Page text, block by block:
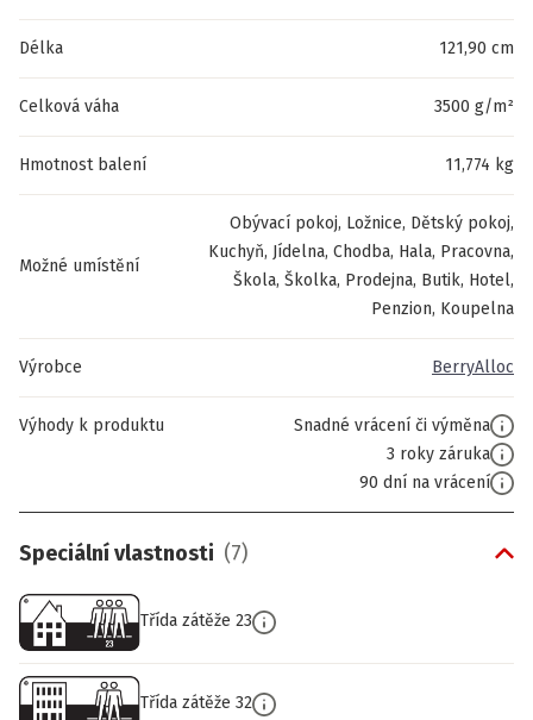
Délka 121,90 cm
Celková váha 3500 g/m²
Hmotnost balení 11,774 kg
Možné umístění
Obývací pokoj, Ložnice, Dětský pokoj,
Kuchyň, Jídelna, Chodba, Hala, Pracovna,
Škola, Školka, Prodejna, Butik, Hotel,
Penzion, Koupelna
Výrobce BerryAlloc
Výhody k produktu
Snadné vrácení či výměna
3 roky záruka
90 dní na vrácení
Speciální vlastnosti (7)
Třída zátěže 23
Třída zátěže 32